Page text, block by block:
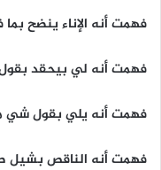
فهمت أنه الإناء ينضح
فهمت أنه لي بيحقد
فهمت أنه يلي بقول شي
فهمت أنه الناقص بشيل